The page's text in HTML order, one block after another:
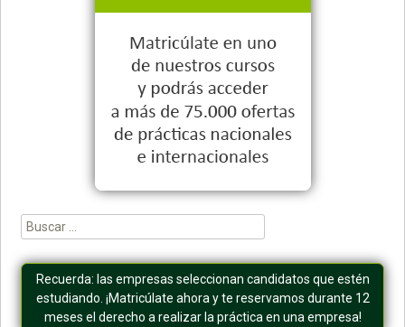
Buscar:
Recuerda: las empresas seleccionan candidatos que estén
estudiando. ¡Matricúlate ahora y te reservamos durante 12
meses el derecho a realizar la práctica en una empresa!